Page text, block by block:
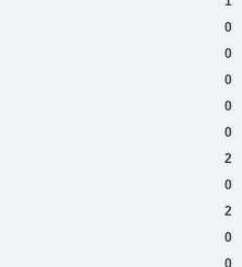
0
0
0
0
0
2
0
2
0
0